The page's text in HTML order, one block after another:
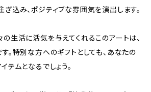
込み、ポジティブな雰囲気を演出します。
生活に活気を与えてくれるこのアートは、
。特別な方へのギフトとしても、あなたの
テムとなるでしょう。